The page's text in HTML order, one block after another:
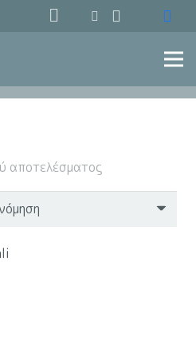
αποτελέσματος